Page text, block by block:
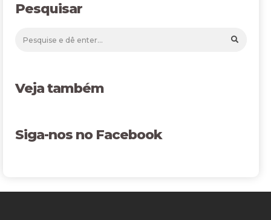
Pesquisar
Veja também
Siga-nos no Facebook